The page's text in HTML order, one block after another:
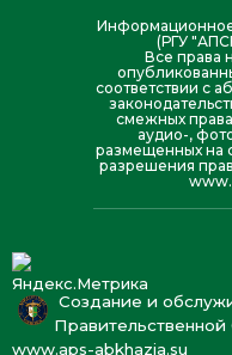
(РГУ
Все права
соответствии с
смежных
аудио-,
размещенных на
разрешения
Создание и
www.aps-abkhazia.su